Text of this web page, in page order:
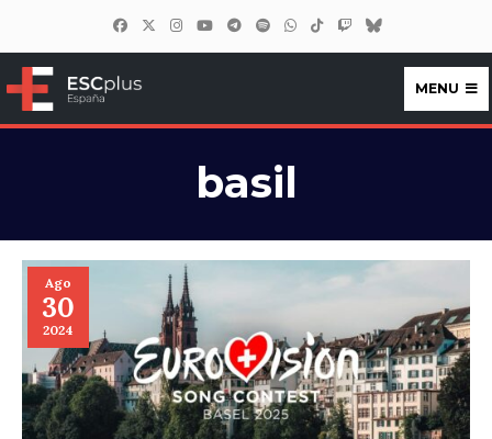
ESCplus España
MENU
basil
Ago
30
2024